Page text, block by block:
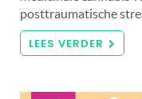
posttraumatische
LEES VERDER